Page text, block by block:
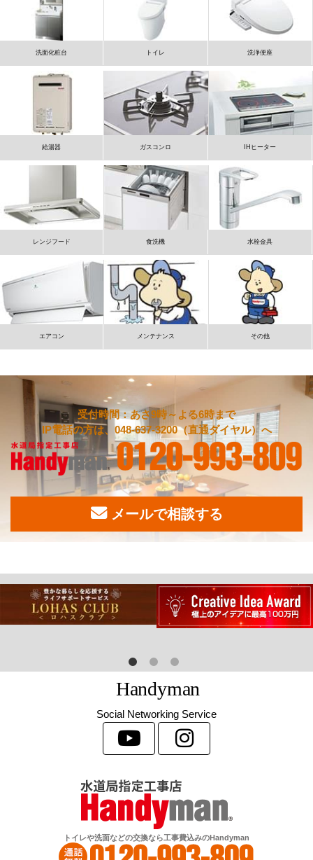
洗面化粧台 トイレ 洗浄便座
給湯器 ガスコンロ IHヒーター
レンジフード 食洗機 水栓金具
エアコン メンテナンス その他
受付時間：あさ9時～よる6時まで
IP電話の方は、048-637-3200（直通ダイヤル）へ
メールで相談する
Handyman
Social Networking Service
トイレや洗面などの交換なら工事費込みのHandyman